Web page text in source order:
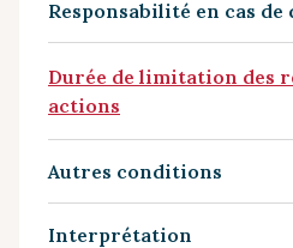
Responsabilité en cas de
Durée de limitation des
actions
Autres conditions
Interprétation